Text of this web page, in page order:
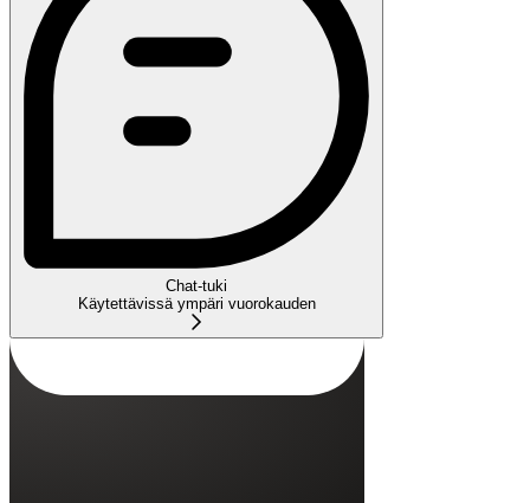
Chat-tuki
Käytettävissä ympäri vuorokauden